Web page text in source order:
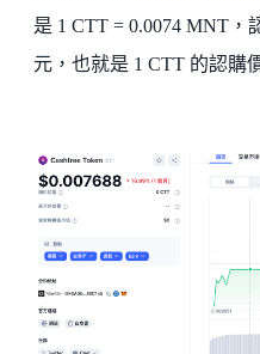
是 1 CTT = 0.0074 MNT
元，也就是 1 CTT 的認購